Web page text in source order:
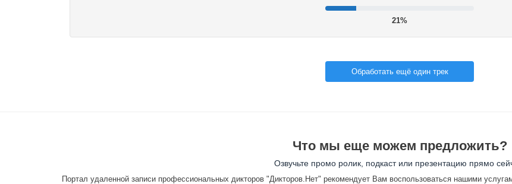
21%
Обработать ещё один трек
Что мы еще можем предложить?
Озвучьте промо ролик, подкаст или презентацию прямо
Портал удаленной записи профессиональных дикторов "Дикторов.Нет" рекомендует Вам воспользоваться нашими